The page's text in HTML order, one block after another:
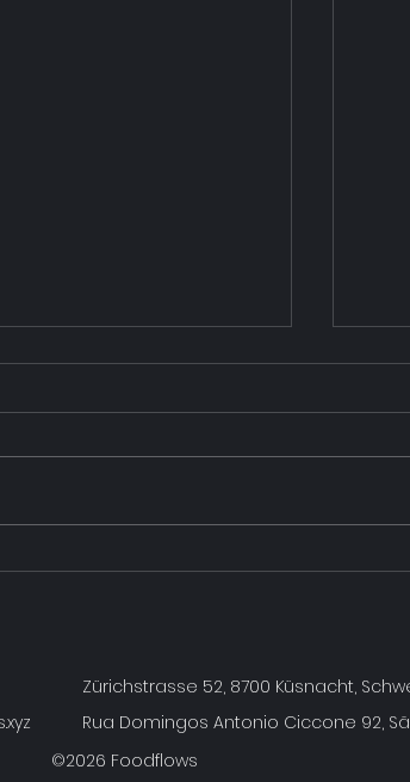
Gastro-Partner:
Zürichstrasse 52, 8700 Küsnacht,
Rua Domingos Antonio Ciccone 92,
©2026 Foodflows